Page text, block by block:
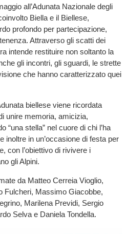
all’Adunata Nazionale degli
Biella e il Biellese,
profondo per partecipazione,
Attraverso gli scatti dei
intende restituire non soltanto la
gli incontri, gli sguardi, le strette
che hanno caratterizzato quei
biellese viene ricordata
unire memoria, amicizia,
“una stella” nel cuore di chi l’ha
inoltre in un’occasione di festa per
con l’obiettivo di rivivere i
gli Alpini.
da Matteo Cerreia Vioglio,
Fulcheri, Massimo Giacobbe,
Marilena Previdi, Sergio
Selva e Daniela Tondella.